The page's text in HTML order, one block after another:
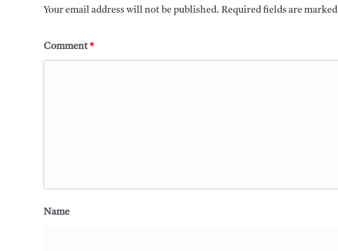
Your email address will not be published. Required fields are marked
Comment*
Name